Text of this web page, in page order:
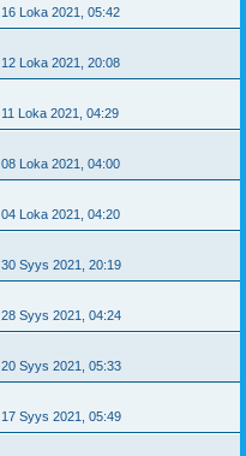
16 Loka 2021, 05:42
12 Loka 2021, 20:08
11 Loka 2021, 04:29
08 Loka 2021, 04:00
04 Loka 2021, 04:20
30 Syys 2021, 20:19
28 Syys 2021, 04:24
20 Syys 2021, 05:33
17 Syys 2021, 05:49